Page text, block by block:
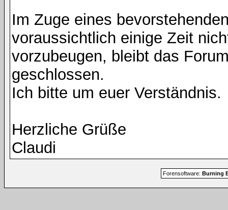
Im Zuge eines
voraussichtlich einige Zeit
vorzubeugen, bleibt das
geschlossen.
Ich bitte um euer Verständnis.
Herzliche Grüße
Claudi
Forensoftware: Burning